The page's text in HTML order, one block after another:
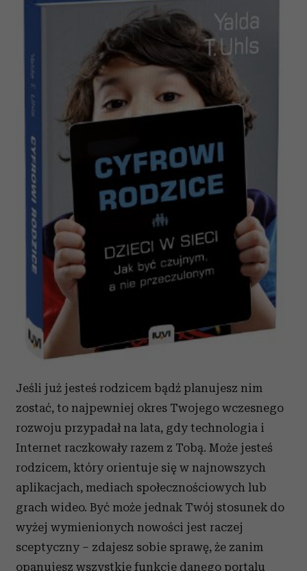
Jeśli już jesteś rodzicem bądź planujesz nim
zostać, to najpewniej okres Twojego wczesnego
rozwoju przypadał na lata, gdy technologia i
Internet raczkowały razem z Tobą. Może jesteś
rodzicem, który orientuje się w najnowszych
aplikacjach, mediach społecznościowych lub
grach wideo. Być może jednak Twój stosunek do
wyżej wymienionych nowości jest raczej
sceptyczny – zdajesz sobie sprawę, że zanim
opanujesz wszystkie funkcje danego portalu